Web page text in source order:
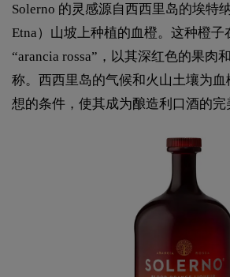
Solerno 的灵感源自西西里岛的埃特
Etna）山坡上种植的血橙。这种橙子
“arancia rossa”，以其深红色的果肉
称。西西里岛的气候和火山土壤为
想的条件，使其成为酿造利口酒的完